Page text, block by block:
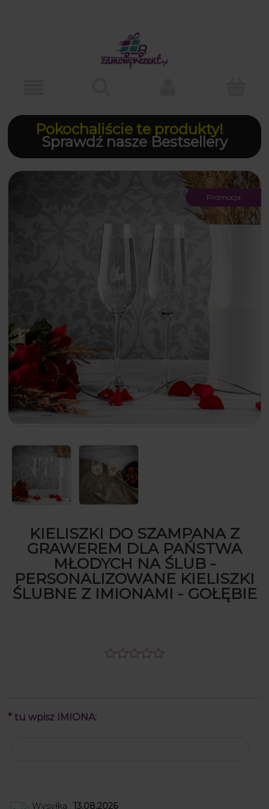
Pokochaliście te produkty!
Sprawdź nasze Bestsellery
Promocja
KIELISZKI DO SZAMPANA Z
GRAWEREM DLA PAŃSTWA
MŁODYCH NA ŚLUB -
PERSONALIZOWANE KIELISZKI
ŚLUBNE Z IMIONAMI - GOŁĘBIE
* tu wpisz IMIONA:
Wysyłka 13.08.2026